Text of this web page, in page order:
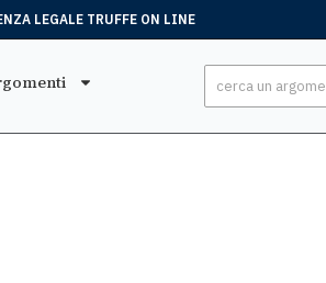
LEGALE TRUFFE ON LINE